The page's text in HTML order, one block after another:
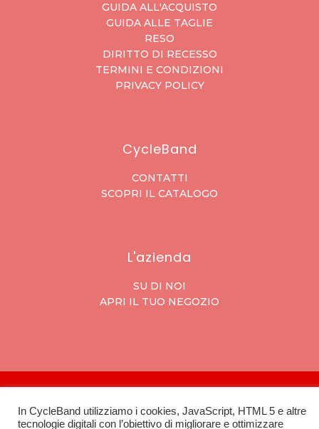
GUIDA ALL'ACQUISTO
GUIDA ALLE TAGLIE
RESO
DIRITTO DI RECESSO
TERMINI E CONDIZIONI
PRIVACY POLICY
CycleBand
CONTATTI
SCOPRI IL CATALOGO
L'azienda
SU DI NOI
APRI IL TUO NEGOZIO
Paolo (BG) – P.IVA: 03531470163
In CycleBand utilizziamo i cookies, JavaScript, HTML 5 e altre
tecnologie digitali con l’obiettivo di migliorare e ottimizzare